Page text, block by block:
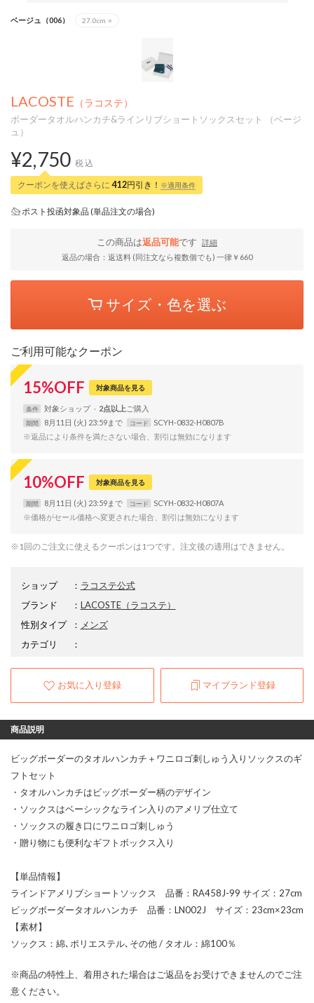
ベージュ（006） 27.0cm ×
LACOSTE （ラコステ）
ボーダータオルハンカチ&ラインリブショートソックスセット （ベージ
ュ）
¥2,750 税込
クーポンを使えばさらに 412円引き！ ※適用条件
ポスト投函対象品 (単品注文の場合)
この商品は返品可能です
詳細
返品の場合：返送料 (同注文なら複数個でも) 一律￥660
サイズ・色を選ぶ
ご利用可能なクーポン
15%OFF 対象商品を見る
条件 対象ショップ 2点以上
期間 8月11日 (火) 23:59まで コード
SCYH-0832-H0807B
※返品により条件を満たさない場合、割引は無効になります
10%OFF 対象商品を見る
期間 8月11日 (火) 23:59まで コード
SCYH-0832-H0807A
※価格がセール価格へ変更された場合、割引は無効になります
※1回のご注文に使えるクーポンは1つです。注文後の適用はできません。
ショップ ： ラコステ公式
ブランド
： LACOSTE（ラコステ）
性別タイプ
： メンズ
カテゴリ
：
お気に入り登録 マイブランド登録
商品説明
ビッグボーダーのタオルハンカチ＋ワニロゴ刺しゅう入りソックスのギ
フトセット
・タオルハンカチはビッグボーダー柄のデザイン
・ソックスはベーシックなライン入りのアメリブ仕立て
・ソックスの履き口にワニロゴ刺しゅう
・贈り物にも便利なギフトボックス入り
【単品情報】
ラインドアメリブショートソックス 品番：RA458J-99 サイズ：27cm
ビッグボーダータオルハンカチ 品番：LN002J サイズ：23cm×23cm
【素材】
ソックス：綿､ポリエステル､その他 / タオル：綿100％
※商品の特性上、着用された場合はご返品をお受けできませんのでご注
意ください。